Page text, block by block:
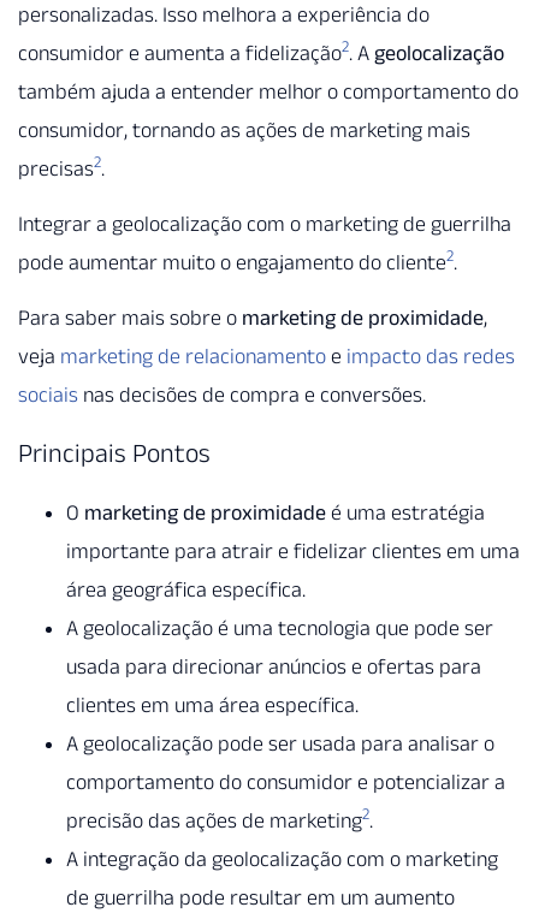
personalizadas. Isso melhora a experiência do
consumidor e aumenta a fidelização2. A geolocalização
também ajuda a entender melhor o comportamento do
consumidor, tornando as ações de marketing mais
precisas2.
Integrar a geolocalização com o marketing de guerrilha
pode aumentar muito o engajamento do cliente2.
Para saber mais sobre o marketing de proximidade,
veja marketing de relacionamento e impacto das redes
sociais nas decisões de compra e conversões.
Principais Pontos
O marketing de proximidade é uma estratégia
importante para atrair e fidelizar clientes em uma
área geográfica específica.
A geolocalização é uma tecnologia que pode ser
usada para direcionar anúncios e ofertas para
clientes em uma área específica.
A geolocalização pode ser usada para analisar o
comportamento do consumidor e potencializar a
precisão das ações de marketing2.
A integração da geolocalização com o marketing
de guerrilha pode resultar em um aumento